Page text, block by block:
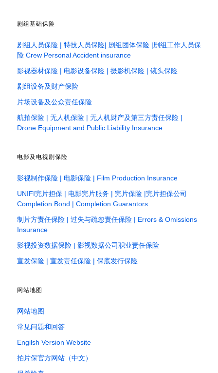
剧组基础保险
剧组人员保险 | 特技人员保险| 剧组团体保险 |剧组工作人员保
险 Crew Personal Accident insurance
影视器材保险 | 电影设备保险 | 摄影机保险 | 镜头保险
剧组设备及财产保险
片场设备及公众责任保险
航拍保险 | 无人机保险 | 无人机财产及第三方责任保险 |
Drone Equipment and Public Liability Insurance
电影及电视剧保险
影视制作保险 | 电影保险 | Film Production Insurance
UNIFI完片担保 | 电影完片服务 | 完片保险 |完片担保公司
Completion Bond | Completion Guarantors
制片方责任保险 | 过失与疏忽责任保险 | Errors & Omissions
Insurance
影视投资数据保险 | 影视数据公司职业责任保险
宣发保险 | 宣发责任保险 | 保底发行保险
网站地图
网站地图
常见问题和回答
Engilsh Version Website
拍片保官方网站（中文）